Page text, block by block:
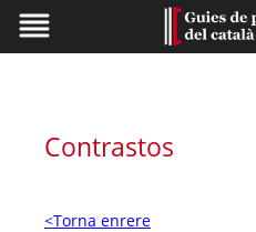
Contrastos
<Torna enrere